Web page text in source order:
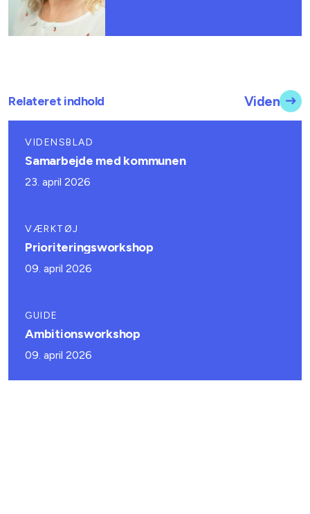
Relateret indhold Viden
VIDENSBLAD
Samarbejde med kommunen
23. april 2026
VÆRKTØJ
Prioriteringsworkshop
09. april 2026
GUIDE
Ambitionsworkshop
09. april 2026